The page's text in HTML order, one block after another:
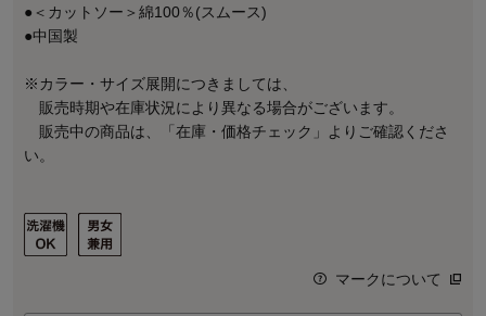
●＜カットソー＞綿100％(スムース)
●中国製
※カラー・サイズ展開につきましては、
販売時期や在庫状況により異なる場合がございます。
販売中の商品は、「在庫・価格チェック」よりご確認くださ
い。
マークについて